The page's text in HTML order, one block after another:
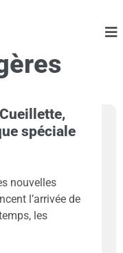
spéciale
nouvelles
l’arrivée de
les